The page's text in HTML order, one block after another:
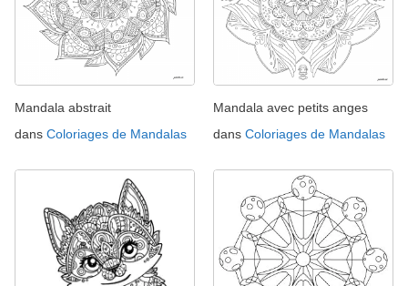
Mandala abstrait
dans Coloriages de Mandalas
Mandala avec petits anges
dans Coloriages de Mandalas